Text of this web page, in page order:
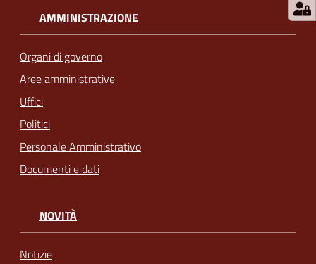
AMMINISTRAZIONE
Organi di governo
Aree amministrative
Uffici
Politici
Personale Amministrativo
Documenti e dati
NOVITÀ
Notizie